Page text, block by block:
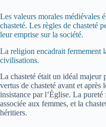
Les valeurs morales médiévales
chasteté. Les règles de chasteté
leur emprise sur la société.
La religion encadrait fermement
civilisations.
La chasteté était un idéal
vertus de chasteté avant et après
insistance par l’Église. La
associée aux femmes, et la
héritiers.